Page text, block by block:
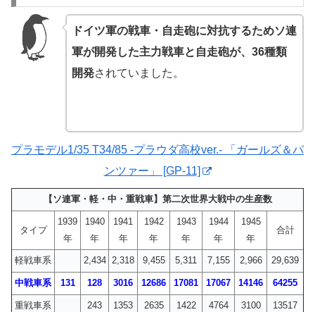
ドイツ軍の戦車・自走砲に対抗するためソ連
軍が開発した主力戦車と自走砲が、36種類
開発されていました。
プラモデル1/35 T34/85 -プラウダ高校ver.- 「ガールズ＆パ
ンツァー」 [GP-11]
【ソ連軍・軽・中・重戦車】第二次世界大戦中の生産数
タイプ
1939
年
1940
年
1941
年
1942
年
1943
年
1944
年
1945
年
合計
軽戦車系 2,434 2,318 9,455 5,311 7,155 2,966 29,639
中戦車系 131 128 3016 12686 17081 17067 14146 64255
重戦車系 243 1353 2635 1422 4764 3100 13517